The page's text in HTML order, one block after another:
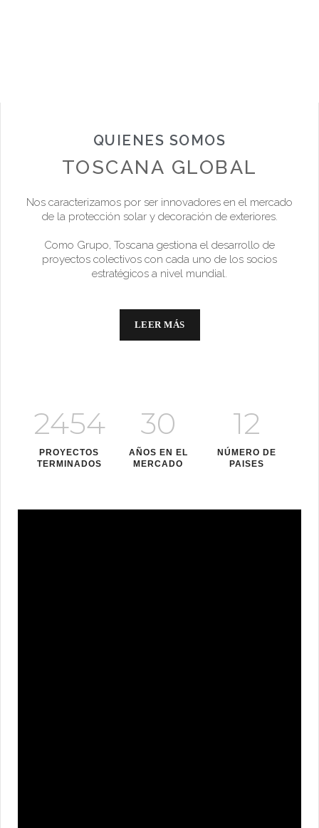
QUIENES SOMOS
TOSCANA GLOBAL
Nos caracterizamos por ser innovadores en el mercado
de la protección solar y decoración de exteriores.
Como Grupo, Toscana gestiona el desarrollo de
proyectos colectivos con cada uno de los socios
estratégicos a nivel mundial.
LEER MÁS
2454
PROYECTOS
TERMINADOS
30
AÑOS EN EL
MERCADO
12
NÚMERO DE
PAISES